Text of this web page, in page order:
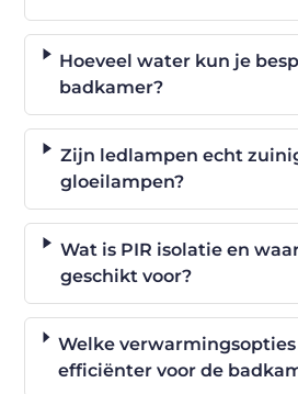
Hoeveel water kun je
badkamer?
Zijn ledlampen echt
gloeilampen?
Wat is PIR isolatie en
geschikt voor?
Welke
efficiënter voor de